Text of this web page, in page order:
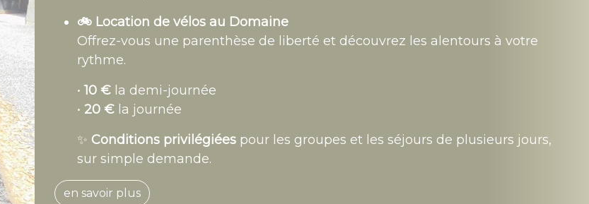
🚲 Location de vélos au Domaine
Offrez-vous une parenthèse de liberté et découvrez les alentours à votre
rythme.
• 10 € la demi-journée
• 20 € la journée
✨ Conditions privilégiées pour les groupes et les séjours de plusieurs jours,
sur simple demande.
en savoir plus